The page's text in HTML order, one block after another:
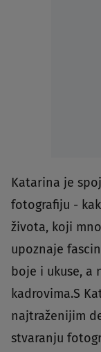
Katarina je
fotografiju -
života, koji
upoznaje
boje i ukuse, a
kadrovima.S
najtraženijim
stvaranju